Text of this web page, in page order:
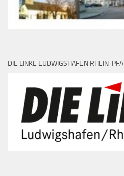
DIE LINKE LUDWIGSHAFEN RHEIN-